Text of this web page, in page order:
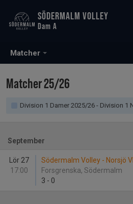
Matcher
SÖDERMALM VOLLEY
Dam A
Matcher 25/26
Division 1 Damer 2025/26 - Division 1
September
Lör 27
17:00
Södermalm Volley - Norsjö
Forsgrenska, Södermalm
3 - 0